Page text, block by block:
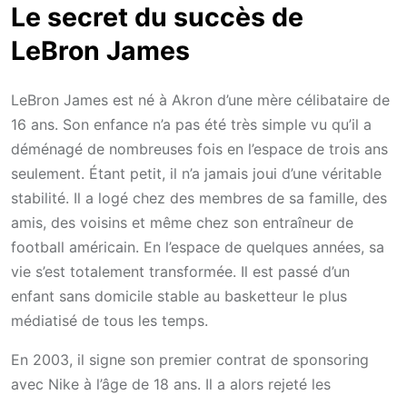
Le secret du succès de
LeBron James
LeBron James est né à Akron d’une mère célibataire de
16 ans. Son enfance n’a pas été très simple vu qu’il a
déménagé de nombreuses fois en l’espace de trois ans
seulement. Étant petit, il n’a jamais joui d’une véritable
stabilité. Il a logé chez des membres de sa famille, des
amis, des voisins et même chez son entraîneur de
football américain. En l’espace de quelques années, sa
vie s’est totalement transformée. Il est passé d’un
enfant sans domicile stable au basketteur le plus
médiatisé de tous les temps.
En 2003, il signe son premier contrat de sponsoring
avec Nike à l’âge de 18 ans. Il a alors rejeté les